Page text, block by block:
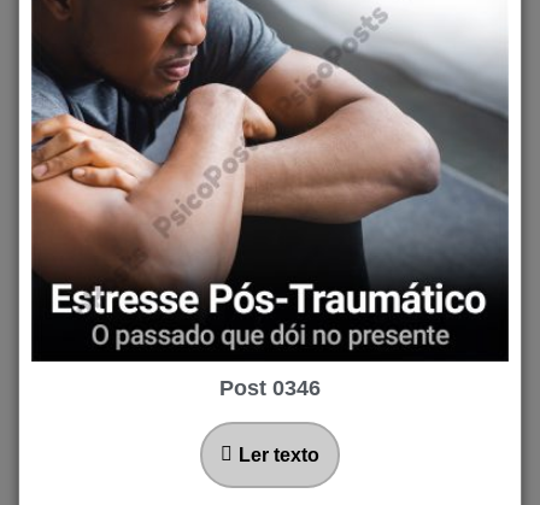
Post 0346
Ler texto